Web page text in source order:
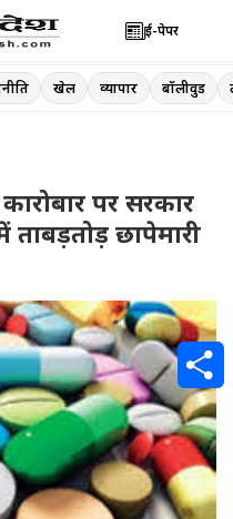
ई-पेपर
खेल व्यापार बॉलीवुड
पर सरकार
छापेमारी
S
h
a